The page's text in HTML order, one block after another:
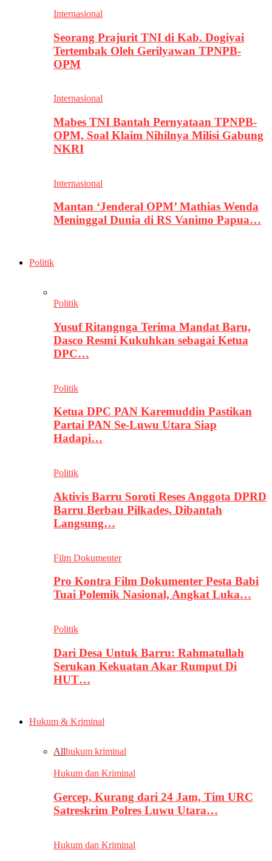
Internasional
Seorang Prajurit TNI di Kab. Dogiyai
Tertembak Oleh Gerilyawan TPNPB-
OPM
Internasional
Mabes TNI Bantah Pernyataan TPNPB-
OPM, Soal Klaim Nihilnya Milisi Gabung
NKRI
Internasional
Mantan ‘Jenderal OPM’ Mathias Wenda
Meninggal Dunia di RS Vanimo Papua…
Politik
Politik
Yusuf Ritangnga Terima Mandat Baru,
Dasco Resmi Kukuhkan sebagai Ketua
DPC…
Politik
Ketua DPC PAN Karemuddin Pastikan
Partai PAN Se-Luwu Utara Siap
Hadapi…
Politik
Aktivis Barru Soroti Reses Anggota DPRD
Barru Berbau Pilkades, Dibantah
Langsung…
Film Dokumenter
Pro Kontra Film Dokumenter Pesta Babi
Tuai Polemik Nasional, Angkat Luka…
Politik
Dari Desa Untuk Barru: Rahmatullah
Serukan Kekuatan Akar Rumput Di
HUT…
Hukum & Kriminal
Allhukum kriminal
Hukum dan Kriminal
Gercep, Kurang dari 24 Jam, Tim URC
Satreskrim Polres Luwu Utara…
Hukum dan Kriminal